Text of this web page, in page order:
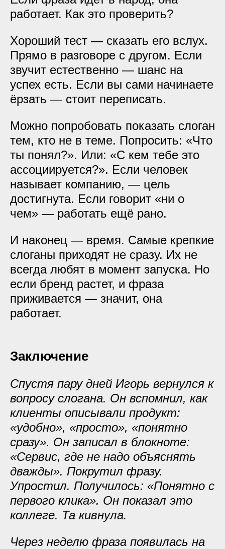
работает. Как это проверить?
Хороший тест — сказать его вслух.
Прямо в разговоре с другом. Если
звучит естественно — шанс на
успех есть. Если вы сами начинаете
ёрзать — стоит переписать.
Можно попробовать показать слоган
тем, кто не в теме. Попросить: «Что
ты понял?». Или: «С кем тебе это
ассоциируется?». Если человек
называет компанию, — цель
достигнута. Если говорит «ни о
чем» — работать ещё рано.
И наконец — время. Самые крепкие
слоганы приходят не сразу. Их не
всегда любят в момент запуска. Но
если бренд растет, и фраза
приживается — значит, она
работает.
Заключение
Спустя пару дней Игорь вернулся к
вопросу слогана. Он вспомнил, как
клиенты описывали продукт:
«удобно», «просто», «понятно
сразу». Он записал в блокноте:
«Сервис, где не надо объяснять
дважды». Покрутил фразу.
Упростил. Получилось: «Понятно с
первого клика». Он показал это
коллеге. Та кивнула.
Через неделю фраза появилась на